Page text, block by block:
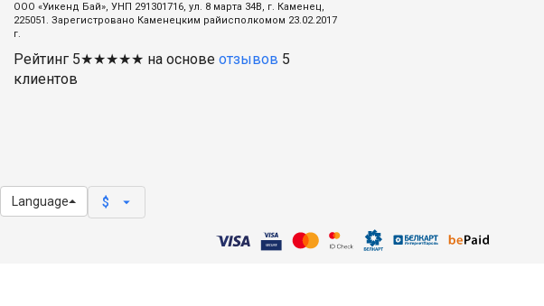
ООО «Уикенд Бай», УНП 291301716, ул. 8 марта 34В, г. Каменец,
225051. Зарегистровано Каменецким райисполкомом 23.02.2017
г.
Рейтинг 5★★★★★ на основе отзывов 5
клиентов
Language $ arrow_drop_down